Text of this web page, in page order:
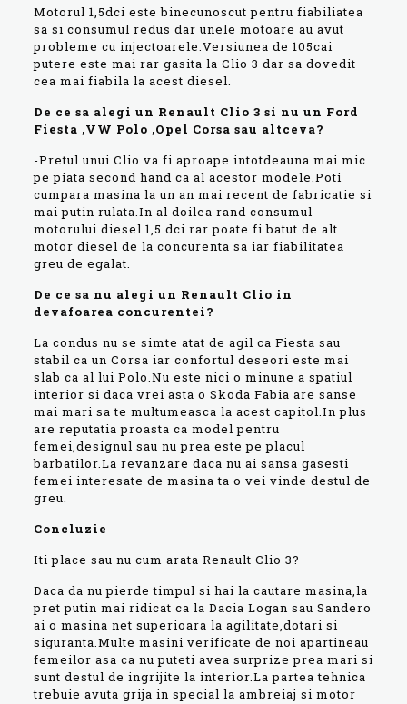
Motorul 1,5dci este binecunoscut pentru fiabiliatea
sa si consumul redus dar unele motoare au avut
probleme cu injectoarele.Versiunea de 105cai
putere este mai rar gasita la Clio 3 dar sa dovedit
cea mai fiabila la acest diesel.
De ce sa alegi un Renault Clio 3 si nu un Ford
Fiesta ,VW Polo ,Opel Corsa sau altceva?
-Pretul unui Clio va fi aproape intotdeauna mai mic
pe piata second hand ca al acestor modele.Poti
cumpara masina la un an mai recent de fabricatie si
mai putin rulata.In al doilea rand consumul
motorului diesel 1,5 dci rar poate fi batut de alt
motor diesel de la concurenta sa iar fiabilitatea
greu de egalat.
De ce sa nu alegi un Renault Clio in
devafoarea concurentei?
La condus nu se simte atat de agil ca Fiesta sau
stabil ca un Corsa iar confortul deseori este mai
slab ca al lui Polo.Nu este nici o minune a spatiul
interior si daca vrei asta o Skoda Fabia are sanse
mai mari sa te multumeasca la acest capitol.In plus
are reputatia proasta ca model pentru
femei,designul sau nu prea este pe placul
barbatilor.La revanzare daca nu ai sansa gasesti
femei interesate de masina ta o vei vinde destul de
greu.
Concluzie
Iti place sau nu cum arata Renault Clio 3?
Daca da nu pierde timpul si hai la cautare masina,la
pret putin mai ridicat ca la Dacia Logan sau Sandero
ai o masina net superioara la agilitate,dotari si
siguranta.Multe masini verificate de noi apartineau
femeilor asa ca nu puteti avea surprize prea mari si
sunt destul de ingrijite la interior.La partea tehnica
trebuie avuta grija in special la ambreiaj si motor